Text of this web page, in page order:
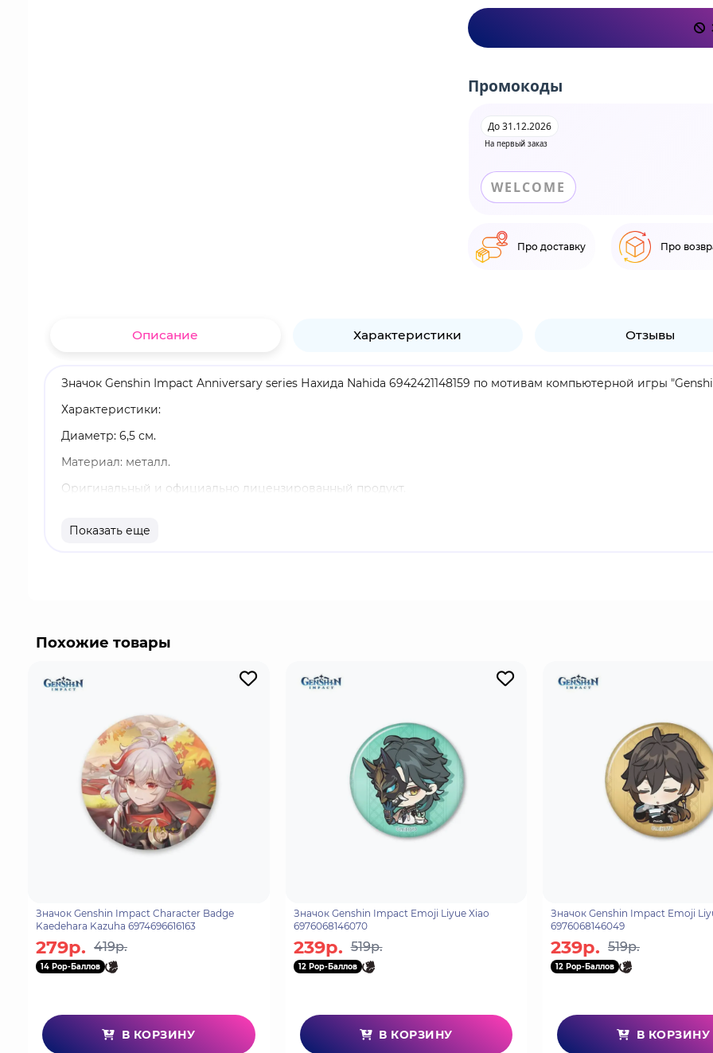
Промокоды
На первый заказ
До 31.12.2026
WELCOME
Про доставку Про
Описание Характеристики Отзывы
Значок Genshin Impact Anniversary series Нахида Nahida 6942421148159 по мотивам компьютерной игры
Характеристики:
Диаметр: 6,5 см.
Материал: металл.
Оригинальный и официально лицензированный продукт.
Нахида - играбельный Дендро персонаж. Она является малой властительницей Кусанали, текущим Дендро
Показать еще
Похожие товары
Значок Genshin Impact Character Badge
Kaedehara Kazuha 6974696616163
279р. 419р.
14 Pop-Баллов
В КОРЗИНУ
Значок Genshin Impact Emoji Liyue Xiao
6976068146070
239р. 519р.
12 Pop-Баллов
В КОРЗИНУ
Значок Genshin Impact Emoji
6976068146049
239р. 519р.
12 Pop-Баллов
В КОРЗИНУ